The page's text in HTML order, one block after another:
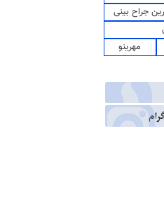
جراح بینی
مهرینو